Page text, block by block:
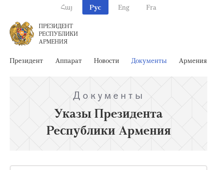
Հայ Рус Eng Fra
ПРЕЗИДЕНТ
РЕСПУБЛИКИ
АРМЕНИЯ
Президент Аппарат Новости Документы Армения
Документы
Указы Президента
Республики Армения